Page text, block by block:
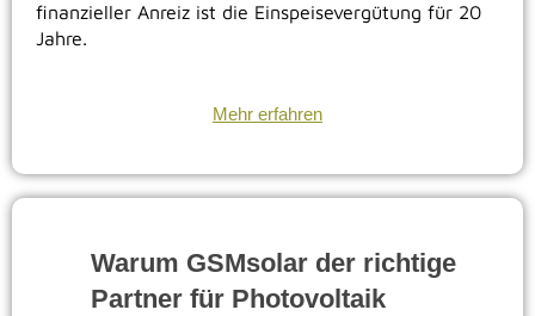
finanzieller Anreiz ist die Einspeisevergütung für 20
Jahre.
Mehr erfahren
Warum GSMsolar der richtige
Partner für Photovoltaik